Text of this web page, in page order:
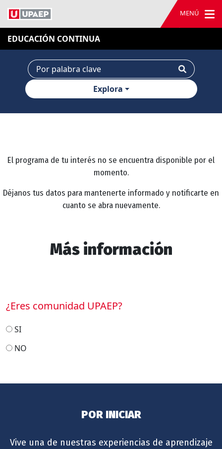
MENÚ
EDUCACIÓN CONTINUA
Explora
El programa de tu interés no se encuentra disponible por el
momento.
Déjanos tus datos para mantenerte informado y notificarte en
cuanto se abra nuevamente.
Más información
¿Eres comunidad UPAEP?
SI
NO
POR INICIAR
Vive una de nuestras experiencias de aprendizaje